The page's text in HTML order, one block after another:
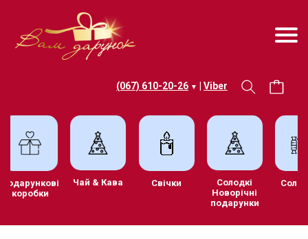
(067) 610-20-26 ▼ Viber
Подарункові
коробки
Чай & Кава Свічки
Солодкі
Новорічні
подарунки